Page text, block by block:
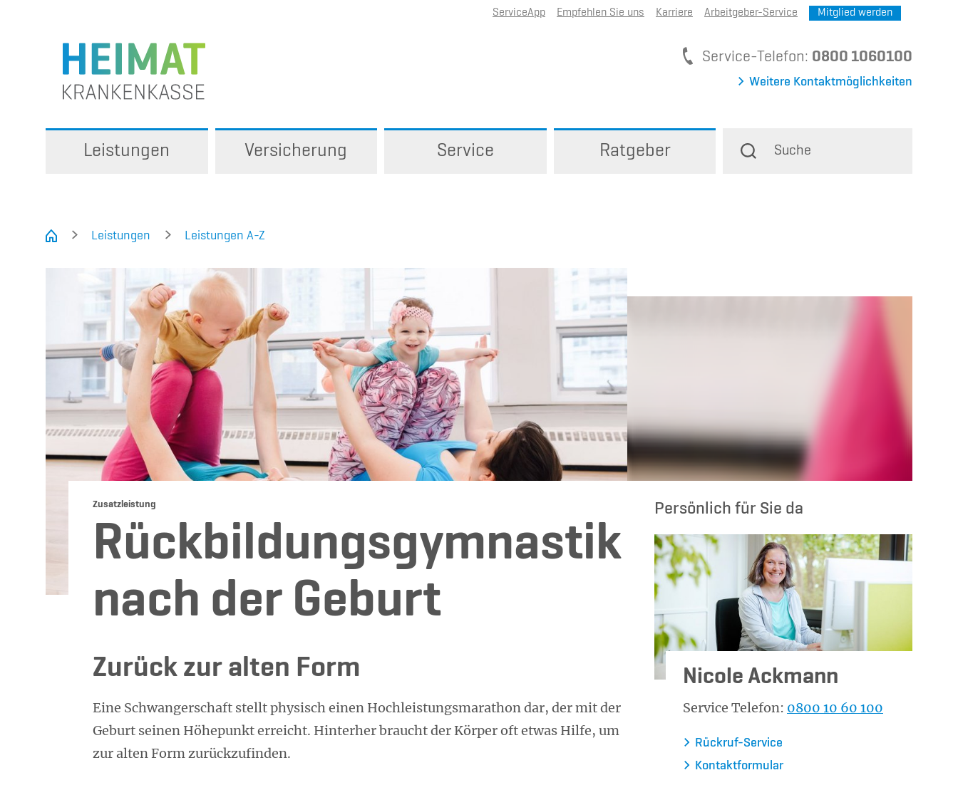
ServiceApp Empfehlen Sie uns Karriere Arbeitgeber-Service Mitglied werden
Service-Telefon: Service-Telefon
0800 1060100
Weitere Kontaktmöglichkeiten
Leistungen Versicherung Service Ratgeber Suche
Leistungen Leistungen A-Z
Zusatzleistung
Rückbildungsgymnastik
nach der Geburt
Zurück zur alten Form
Eine Schwangerschaft stellt physisch einen Hochleistungsmarathon dar, der mit der
Geburt seinen Höhepunkt erreicht. Hinterher braucht der Körper oft etwas Hilfe, um
zur alten Form zurückzufinden.
Persönlich für Sie da
Nicole Ackmann
Service Telefon: 0800 10 60 100
Rückruf-Service
Kontaktformular